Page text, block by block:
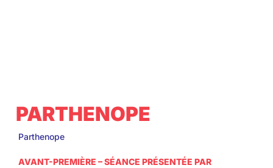
PARTHENOPE
Parthenope
AVANT-PREMIÈRE – SÉANCE PRÉSENTÉE PAR